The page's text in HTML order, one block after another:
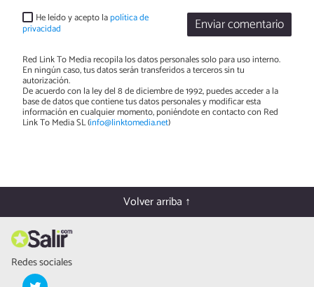
Enviar comentario
He leído y acepto lapolítica de
privacidad
Red Link To Media recopila los datos personales solo para uso interno.
En ningún caso, tus datos serán transferidos a terceros sin tu
autorización.
De acuerdo con la ley del 8 de diciembre de 1992, puedes acceder a la
base de datos que contiene tus datos personales y modificar esta
información en cualquier momento, poniéndote en contacto con Red
Link To Media SL (info@linktomedia.net)
Volver arriba ↑
Redes sociales